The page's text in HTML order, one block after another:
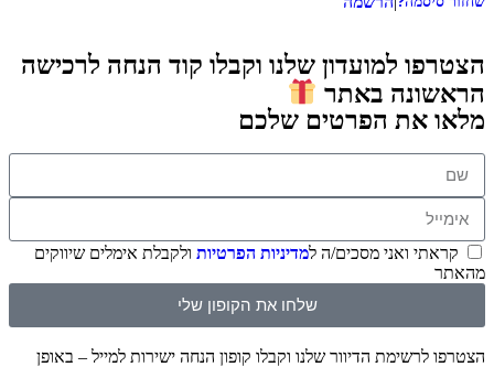
הצטרפו למועדון שלנו וקבלו קוד הנחה לרכישה
הראשונה באתר
מלאו את הפרטים שלכם
קראתי ואני מסכים/ה למדיניות הפרטיות ולקבלת אימלים שיווקים
מהאתר
שלחו את הקופון שלי
הצטרפו לרשימת הדיוור שלנו וקבלו קופון הנחה ישירות למייל – באופן